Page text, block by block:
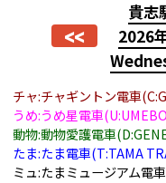
<<
貴志
2026
チャ:チャギントン電車
うめ:うめ星電車
動物:動物愛護電車
たま:たま電車(T:TAMA
ミュ:たまミュージアム電